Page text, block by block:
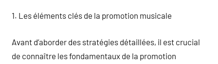
1. Les éléments clés de la promotion musicale
Avant d’aborder des stratégies détaillées, il est crucial
de connaître les fondamentaux de la promotion